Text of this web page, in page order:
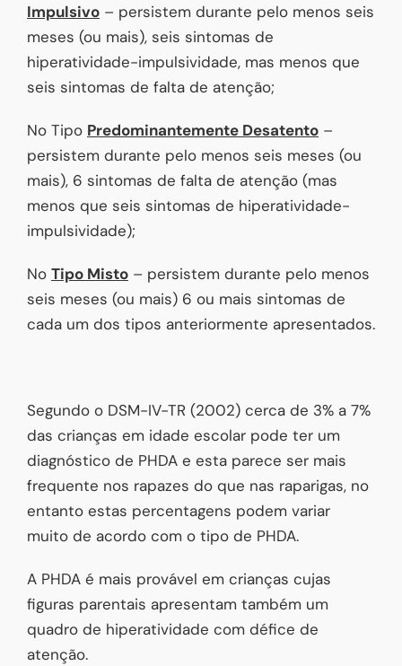
Impulsivo – persistem durante pelo menos seis
meses (ou mais), seis sintomas de
hiperatividade-impulsividade, mas menos que
seis sintomas de falta de atenção;
No Tipo Predominantemente Desatento –
persistem durante pelo menos seis meses (ou
mais), 6 sintomas de falta de atenção (mas
menos que seis sintomas de hiperatividade-
impulsividade);
No Tipo Misto – persistem durante pelo menos
seis meses (ou mais) 6 ou mais sintomas de
cada um dos tipos anteriormente apresentados.
Segundo o DSM-IV-TR (2002) cerca de 3% a 7%
das crianças em idade escolar pode ter um
diagnóstico de PHDA e esta parece ser mais
frequente nos rapazes do que nas raparigas, no
entanto estas percentagens podem variar
muito de acordo com o tipo de PHDA.
A PHDA é mais provável em crianças cujas
figuras parentais apresentam também um
quadro de hiperatividade com défice de
atenção.